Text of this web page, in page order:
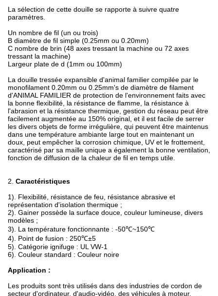
La sélection de cette douille se rapporte à suivre quatre
paramètres.
Un nombre de fil (un ou trois)
B diamètre de fil simple (0.25mm ou 0.20mm)
C nombre de brin (48 axes tressant la machine ou 72 axes
tressant la machine)
Largeur plate de d (1mm ou 100mm)
La douille tressée expansible d'animal familier compilée par le
monofilament 0.20mm ou 0.25mm's de diamètre de filament
d'ANIMAL FAMILIER de protection de l'environnement faits avec
la bonne flexibilité, la résistance de flamme, la résistance à
l'abrasion et la résistance thermique, gestion du réseau peut être
facilement augmentée au 150% original, et il est facile de serrer
les divers objets de forme irrégulière, qui peuvent être maintenus
dans une température ambiante large tout en maintenant un
doux, peut empêcher la corrosion chimique, UV et le frottement,
caractérisé par sa maille unique a également la bonne ventilation,
fonction de diffusion de la chaleur de fil en temps utile.
2. Caractéristiques
1). Flexibilité, résistance de feu, résistance abrasive et
représentation d'isolation thermique ;
2). Gainer possède la surface douce, couleur lumineuse, divers
modèles ;
3). La température fonctionnante : -50℃~150℃
4). Point de fusion : 250℃±5
5). Catégorie ignifuge : UL VW-1
6). Couleur standard : Couleur noire
Application :
Les produits sont très utilisés dans des industries de cordon de
secteur d'ordinateur, d'audio-vidéo, des véhicules à moteur,